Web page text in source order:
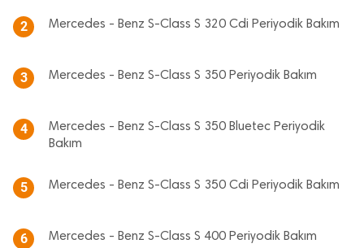
2 Mercedes - Benz S-Class S 320 Cdi Periyodik Bakım
3 Mercedes - Benz S-Class S 350 Periyodik Bakım
4
Mercedes - Benz S-Class S 350 Bluetec Periyodik
Bakım
5 Mercedes - Benz S-Class S 350 Cdi Periyodik Bakım
6 Mercedes - Benz S-Class S 400 Periyodik Bakım